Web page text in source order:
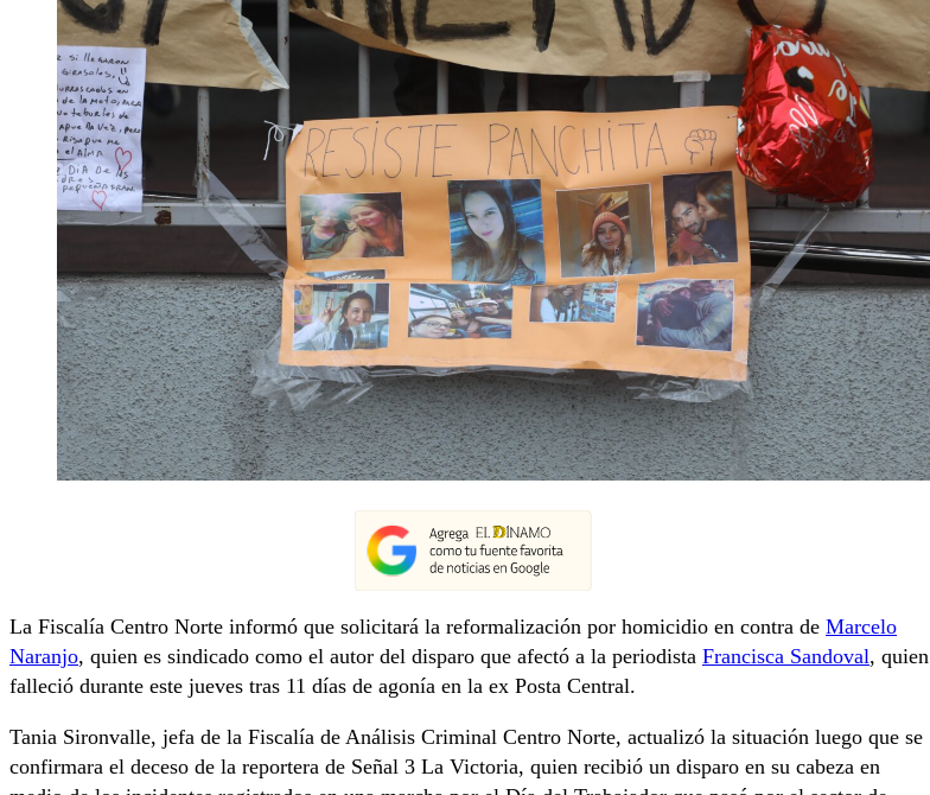
La Fiscalía Centro Norte informó que solicitará la reformalización por homicidio en contra de Marcelo
Naranjo, quien es sindicado como el autor del disparo que afectó a la periodista Francisca Sandoval, quien
falleció durante este jueves tras 11 días de agonía en la ex Posta Central.
Tania Sironvalle, jefa de la Fiscalía de Análisis Criminal Centro Norte, actualizó la situación luego que se
confirmara el deceso de la reportera de Señal 3 La Victoria, quien recibió un disparo en su cabeza en